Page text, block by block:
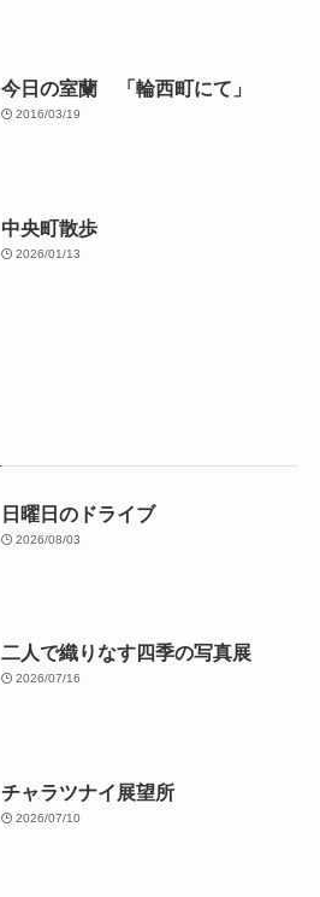
今日の室蘭 「輪西町にて」
2016/03/19
中央町散歩
2026/01/13
日曜日のドライブ
2026/08/03
二人で織りなす四季の写真展
2026/07/16
チャラツナイ展望所
2026/07/10